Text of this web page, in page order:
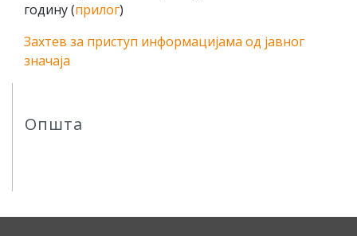
Општа
годину (прилог)
Захтев за приступ информацијама од јавног
значаја